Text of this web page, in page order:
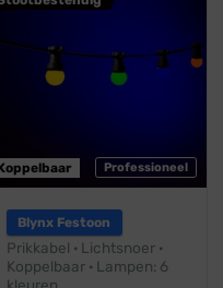
Professioneel
Blynx Festoon
Prikkabel · Lichtsnoer ·
Koppelbaar · Lampen: 6
kleuren